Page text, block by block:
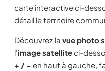
carte interactive ci-
détail le territoire
Découvrez la vue photo
l'image satelliteci-
+ / − en haut à gauche,